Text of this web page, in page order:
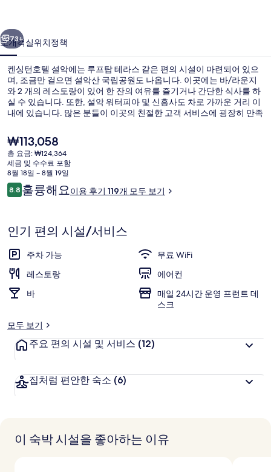
의
사
진
갤
러
리
73+
소개객실위치정책
켄싱턴호텔 설악에는 루프탑 테라스 같은 편의 시설이 마련되어 있으
며, 조금만 걸으면 설악산 국립공원도 나옵니다. 이곳에는 바/라운지
와 2 개의 레스토랑이 있어 한 잔의 여유를 즐기거나 간단한 식사를 하
실 수 있습니다. 또한, 설악 워터피아 및 신흥사도 차로 가까운 거리 이
내에 있습니다. 많은 분들이 이곳의 친절한 고객 서비스에 굉장히 만족
현
재
가
격
은
₩113,058
₩113,058
총 요금: ₩124,364
세금 및 수수료 포함
8월 18일 ~ 8월 19일
이
용
기
8.810점 만점 중 8.8점.
훌륭해요이용 후기 119개 모두 보기
인기 편의 시설/서비스
주차 가능
무료 WiFi
레스토랑
에어컨
바
매일 24시간 운영 프런트 데
스크
모두 보기
주요 편의 시설 및 서비스 (12)
집처럼 편안한 숙소 (6)
이 숙박 시설을 좋아하는 이유